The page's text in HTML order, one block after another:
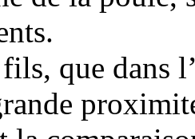
fils, que dans